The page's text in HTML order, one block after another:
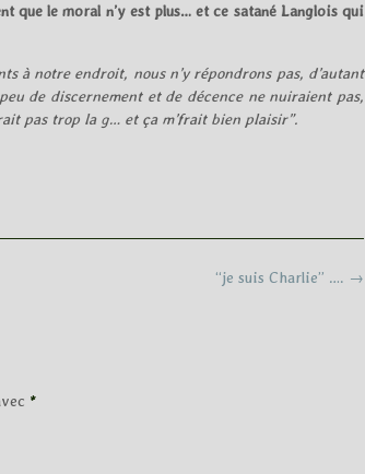
que le moral n’y est plus… et ce satané Langlois qui
à notre endroit, nous n’y répondrons pas, d’autant
de discernement et de décence ne nuiraient pas,
pas trop la g… et ça m’frait bien plaisir”.
“je suis Charlie” …. →
*